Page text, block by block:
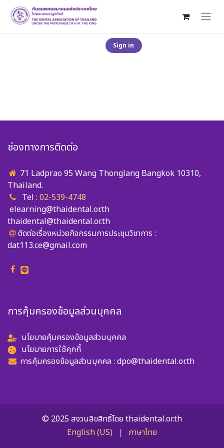
Sign ​​​​​​​​​​i​​n
ช่องทางการติดต่อ
นโยบายคุ้มครองข้อมูลส่วนบุคคล
นโยบายการใช้คุกกี้
การคุ้มครองข้อมูลส่วนบุคคล : dpo@thaidental.or.th
การคุ้มครองข้อมูลส่วนบุคคล
71 Ladprao 95 Wang Thonglang Bangkok 10310,
Thailand.
Tel : 02-539-4748
elearning@thaidental.or.th
thaidental@thaidental.or.th
ติดต่อเรื่องหน่วยกิจกรรมการประชุมวิชาการ :
dat113.ce@gmail.com
© 2025 สงวนลิขสิทธิ์โดย thaidental.or.th
English (US)
| ภาษาไทย